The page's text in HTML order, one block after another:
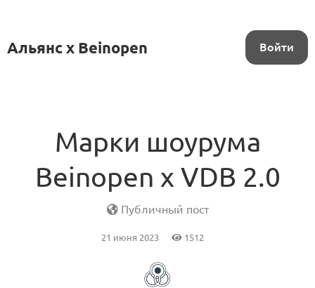
Альянс x Beinopen Войти
Марки шоурума
Beinopen x VDB 2.0
Публичный пост
21 июня 2023 1512